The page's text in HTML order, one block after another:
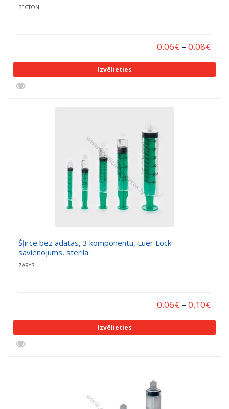
BECTON
0.06€ – 0.08€
Izvēlieties
Šļirce bez adatas, 3 komponentu, Luer Lock
savienojums, sterila.
ZARYS
0.06€ – 0.10€
Izvēlieties